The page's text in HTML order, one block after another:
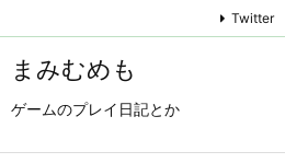
まみむめも
ゲームのプレイ日記とか
Twitter